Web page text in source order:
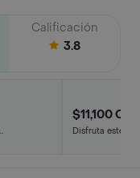
Calificación
3.8
$11,100 Off
Disfruta este